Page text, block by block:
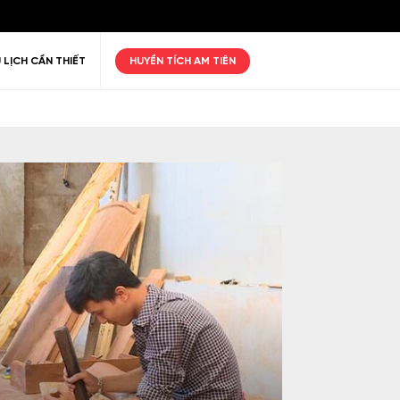
CẦN THIẾT HUYỀN TÍCH AM TIÊN
giãn Thiên nhiên